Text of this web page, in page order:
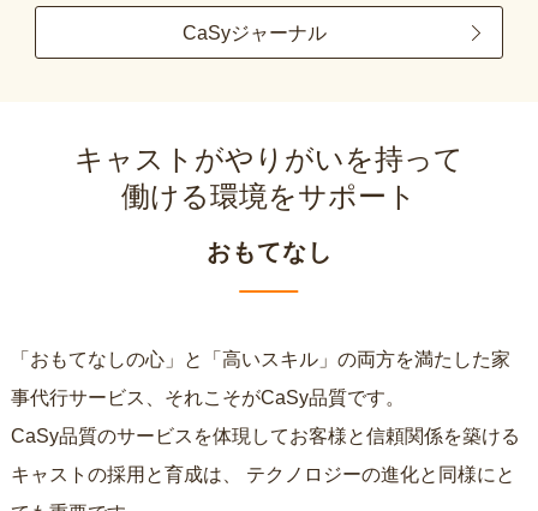
CaSyジャーナル
キャストがやりがいを持って
働ける環境をサポート
おもてなし
「おもてなしの心」と「高いスキル」の両方を満たした家
事代行サービス、それこそがCaSy品質です。
CaSy品質のサービスを体現してお客様と信頼関係を築ける
キャストの採用と育成は、